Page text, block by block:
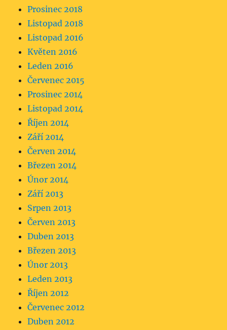
Prosinec 2018
Listopad 2018
Listopad 2016
Květen 2016
Leden 2016
Červenec 2015
Prosinec 2014
Listopad 2014
Říjen 2014
Září 2014
Červen 2014
Březen 2014
Únor 2014
Září 2013
Srpen 2013
Červen 2013
Duben 2013
Březen 2013
Únor 2013
Leden 2013
Říjen 2012
Červenec 2012
Duben 2012